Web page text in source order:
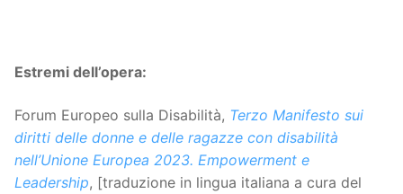
Estremi dell’opera:
Forum Europeo sulla Disabilità, Terzo Manifesto sui
diritti delle donne e delle ragazze con disabilità
nell’Unione Europea 2023. Empowerment e
Leadership, [traduzione in lingua italiana a cura del